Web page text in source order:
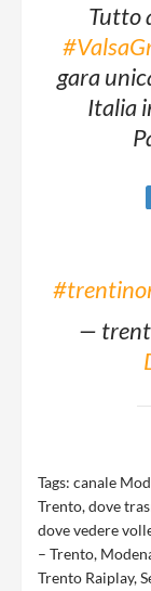
Tutto
gara
Italia
—
Tags: canale
Trento,dove
dove vedere
– Trento,
Trento Raiplay,